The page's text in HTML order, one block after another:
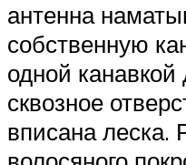
антенна
собственную
одной
сквозное
вписана леска.